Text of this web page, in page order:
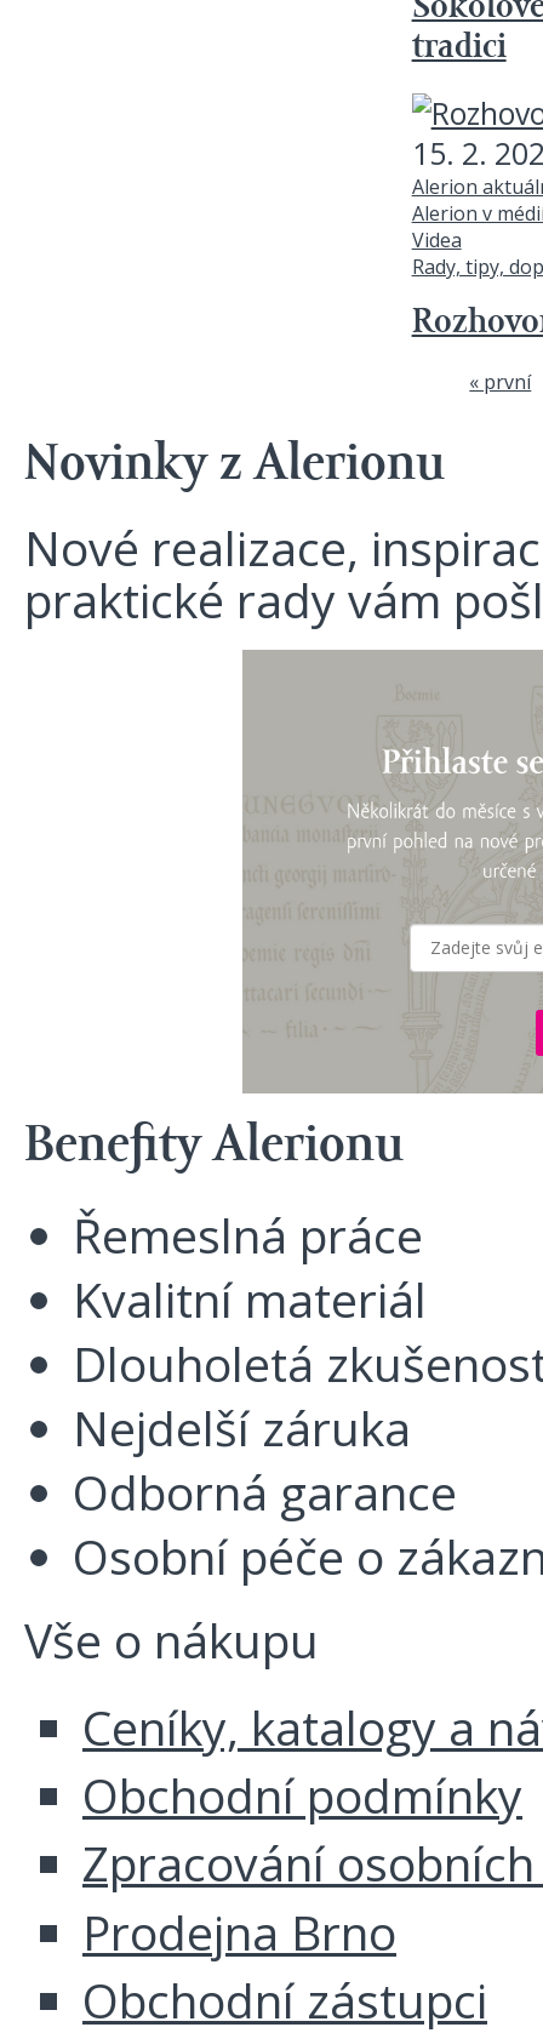
tradici
15. 2.
Alerion
Alerion v
Videa
Rady, tipy,
« první
Novinky z Alerionu
Nové realizace,
praktické rady vám
Benefity Alerionu
Řemeslná práce
Kvalitní materiál
Dlouholetá
Nejdelší záruka
Odborná garance
Osobní péče o
Vše o nákupu
Ceníky, katalogy a
Obchodní podmínky
Zpracování
Prodejna Brno
Obchodní zástupci